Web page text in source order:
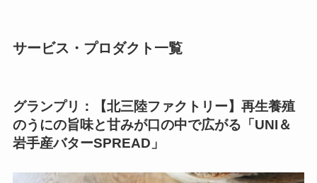
サービス・プロダクト一覧
グランプリ：【北三陸ファクトリー】 再生養殖
のうにの旨味と甘みが口の中で広がる 「UNI＆
岩手産バターSPREAD」